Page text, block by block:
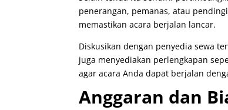
penerangan, pemanas, atau
memastikan acara berjalan lancar.
Diskusikan dengan penyedia sewa
juga menyediakan perlengkapan
agar acara Anda dapat berjalan
Anggaran dan